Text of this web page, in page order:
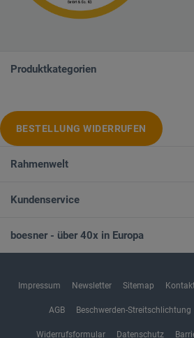
Produktkategorien
BESTELLUNG WIDERRUFEN
Rahmenwelt
Kundenservice
boesner - über 40x in Europa
Impressum Newsletter Sitemap
AGB Beschwerden-Streitschlichtung
Widerrufsformular Datenschutz